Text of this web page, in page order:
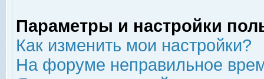
Параметры и настройки
Как изменить мои настройки?
На форуме неправильное